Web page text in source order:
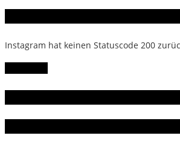
Instagram hat keinen Statuscode 200